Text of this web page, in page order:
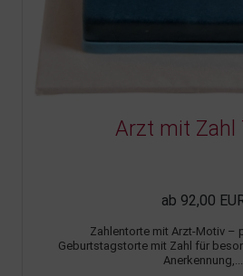
Arzt mit Zahl
ab 92,00
Zahlentorte mit Arzt-Motiv –
Geburtstagstorte mit Zahl für
Anerkennung,...